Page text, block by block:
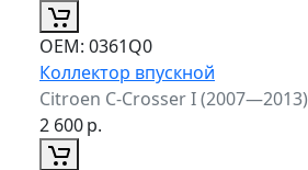
ОЕМ: 0361Q0
Коллектор впускной
Citroen C-Crosser I (2007—2013)
2 600р.